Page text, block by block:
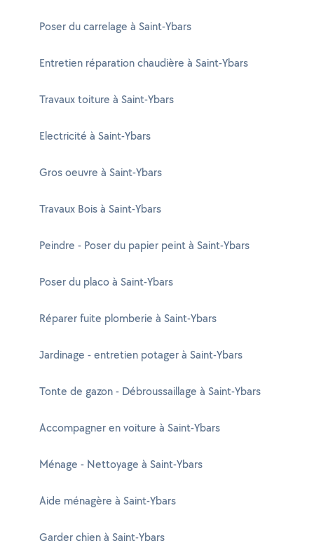
Poser du carrelage à Saint-Ybars
Entretien réparation chaudière à Saint-Ybars
Travaux toiture à Saint-Ybars
Electricité à Saint-Ybars
Gros oeuvre à Saint-Ybars
Travaux Bois à Saint-Ybars
Peindre - Poser du papier peint à Saint-Ybars
Poser du placo à Saint-Ybars
Réparer fuite plomberie à Saint-Ybars
Jardinage - entretien potager à Saint-Ybars
Tonte de gazon - Débroussaillage à Saint-Ybars
Accompagner en voiture à Saint-Ybars
Ménage - Nettoyage à Saint-Ybars
Aide ménagère à Saint-Ybars
Garder chien à Saint-Ybars